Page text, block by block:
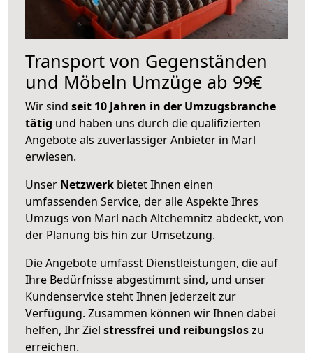
Transport von Gegenständen
und Möbeln Umzüge ab 99€
Wir sind seit 10 Jahren in der Umzugsbranche
tätig und haben uns durch die qualifizierten
Angebote als zuverlässiger Anbieter in Marl
erwiesen.
Unser Netzwerk bietet Ihnen einen
umfassenden Service, der alle Aspekte Ihres
Umzugs von Marl nach Altchemnitz abdeckt, von
der Planung bis hin zur Umsetzung.
Die Angebote umfasst Dienstleistungen, die auf
Ihre Bedürfnisse abgestimmt sind, und unser
Kundenservice steht Ihnen jederzeit zur
Verfügung. Zusammen können wir Ihnen dabei
helfen, Ihr Ziel stressfrei und reibungsloszu
erreichen.